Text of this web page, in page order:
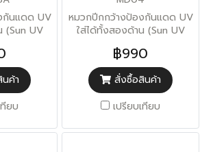
กันแดด UV
(Sun UV
ค้า
ยบ
หมวกปีกกว้างป้องกันแดด UV
ใส่ได้ทั้งสองด้าน (Sun UV
฿990
สั่งซื้อสินค้า
เปรียบเทียบ